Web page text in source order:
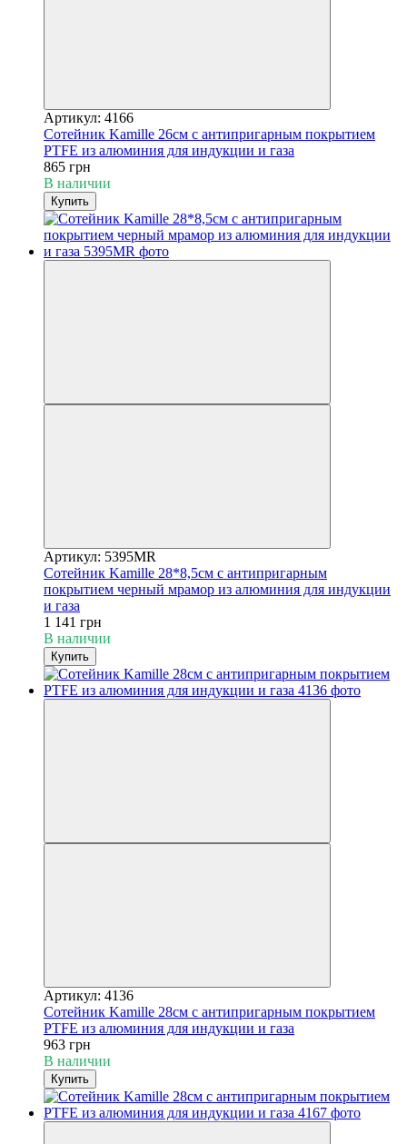
Артикул: 4166
Сотейник Kamille 26см с антипригарным покрытием
PTFE из алюминия для индукции и газа
865 грн
В наличии
Купить
Артикул: 5395MR
Сотейник Kamille 28*8,5см с антипригарным
покрытием черный мрамор из алюминия для индукции
и газа
1 141 грн
В наличии
Купить
Артикул: 4136
Сотейник Kamille 28см с антипригарным покрытием
PTFE из алюминия для индукции и газа
963 грн
В наличии
Купить